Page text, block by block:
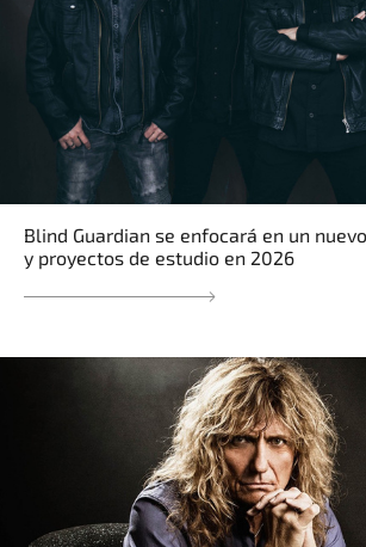
Blind Guardian se enfocará en un
y proyectos de estudio en 2026